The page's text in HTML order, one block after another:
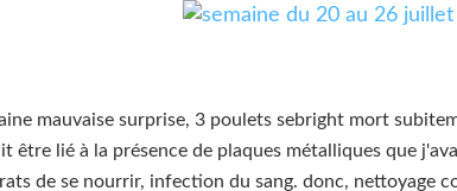
mauvaise surprise, 3 poulets sebright mort
être lié à la présence de plaques métalliques que
de se nourrir, infection du sang. donc, nettoyage